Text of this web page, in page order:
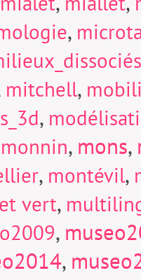
,
mitchell,
,
monnin, mons,
, montévil,
vert,
,
,